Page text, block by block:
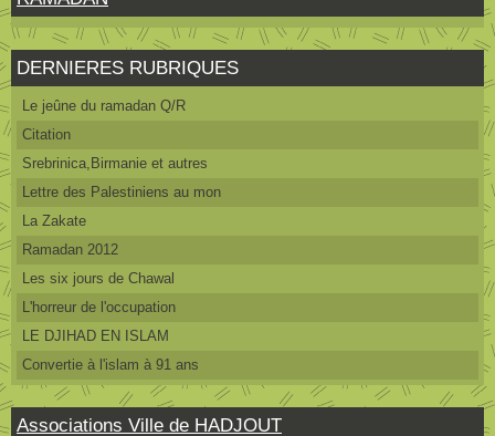
DERNIERES RUBRIQUES
Le jeûne du ramadan Q/R
Citation
Srebrinica,Birmanie et autres
Lettre des Palestiniens au mon
La Zakate
Ramadan 2012
Les six jours de Chawal
L'horreur de l'occupation
LE DJIHAD EN ISLAM
Convertie à l'islam à 91 ans
Associations Ville de HADJOUT